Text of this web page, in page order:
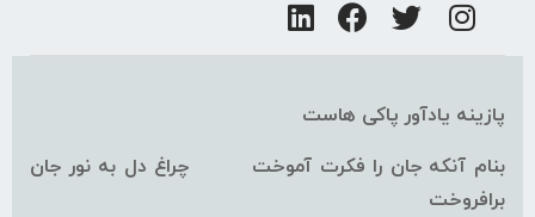
پازینه یادآور پاکی هاست
بنام آنکه جان را فکرت آموخت چراغ دل به نور جان
برافروخت